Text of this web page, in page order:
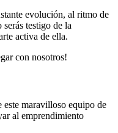
evolución, al ritmo de
testigo de la
activa de ella.
con nosotros!
este maravilloso equipo de
al emprendimiento